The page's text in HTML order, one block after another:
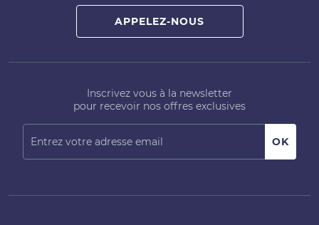
APPELEZ-NOUS
Inscrivez vous à la newsletter
pour recevoir nos offres exclusives